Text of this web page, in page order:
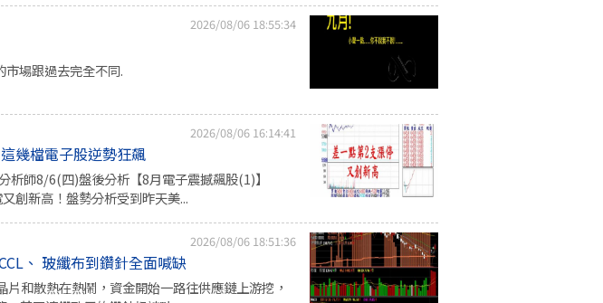
2026/08/06 18:55:34
場跟過去完全不同.
2026/08/06 16:14:41
幾檔電子股逆勢狂飆
析師8/6(四)盤後分析【8月電子震撼飆股(1)】
創新高！盤勢分析受到昨天美...
2026/08/06 18:51:36
、 玻纖布到鑽針全面喊缺
和散熱在熱鬧，資金開始一路往供應鏈上游挖，